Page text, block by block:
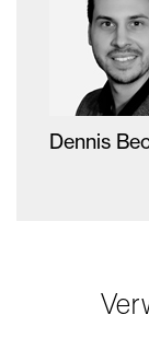
Dennis